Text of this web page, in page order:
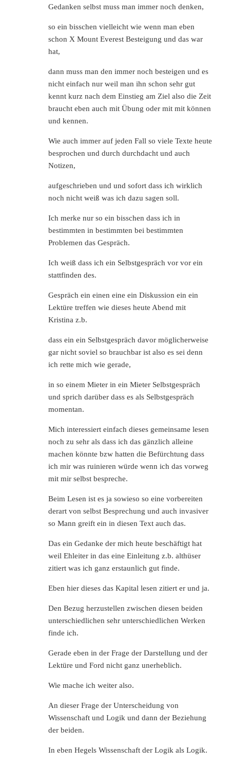
Gedanken selbst muss man immer noch denken,
so ein bisschen vielleicht wie wenn man eben
schon X Mount Everest Besteigung und das war
hat,
dann muss man den immer noch besteigen und es
nicht einfach nur weil man ihn schon sehr gut
kennt kurz nach dem Einstieg am Ziel also die Zeit
braucht eben auch mit Übung oder mit mit können
und kennen.
Wie auch immer auf jeden Fall so viele Texte heute
besprochen und durch durchdacht und auch
Notizen,
aufgeschrieben und und sofort dass ich wirklich
noch nicht weiß was ich dazu sagen soll.
Ich merke nur so ein bisschen dass ich in
bestimmten in bestimmten bei bestimmten
Problemen das Gespräch.
Ich weiß dass ich ein Selbstgespräch vor vor ein
stattfinden des.
Gespräch ein einen eine ein Diskussion ein ein
Lektüre treffen wie dieses heute Abend mit
Kristina z.b.
dass ein ein Selbstgespräch davor möglicherweise
gar nicht soviel so brauchbar ist also es sei denn
ich rette mich wie gerade,
in so einem Mieter in ein Mieter Selbstgespräch
und sprich darüber dass es als Selbstgespräch
momentan.
Mich interessiert einfach dieses gemeinsame lesen
noch zu sehr als dass ich das gänzlich alleine
machen könnte bzw hatten die Befürchtung dass
ich mir was ruinieren würde wenn ich das vorweg
mit mir selbst bespreche.
Beim Lesen ist es ja sowieso so eine vorbereiten
derart von selbst Besprechung und auch invasiver
so Mann greift ein in diesen Text auch das.
Das ein Gedanke der mich heute beschäftigt hat
weil Ehleiter in das eine Einleitung z.b. althüser
zitiert was ich ganz erstaunlich gut finde.
Eben hier dieses das Kapital lesen zitiert er und ja.
Den Bezug herzustellen zwischen diesen beiden
unterschiedlichen sehr unterschiedlichen Werken
finde ich.
Gerade eben in der Frage der Darstellung und der
Lektüre und Ford nicht ganz unerheblich.
Wie mache ich weiter also.
An dieser Frage der Unterscheidung von
Wissenschaft und Logik und dann der Beziehung
der beiden.
In eben Hegels Wissenschaft der Logik als Logik.